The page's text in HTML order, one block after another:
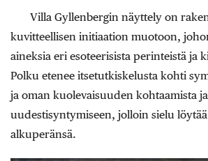
Villa Gyllenbergin näyttely on
kuvitteellisen initiaation muotoon,
aineksia eri esoteerisista perinteistä ja
Polku etenee itsetutkiskelusta kohti
ja oman kuolevaisuuden kohtaamista
uudestisyntymiseen, jolloin sielu
alkuperänsä.